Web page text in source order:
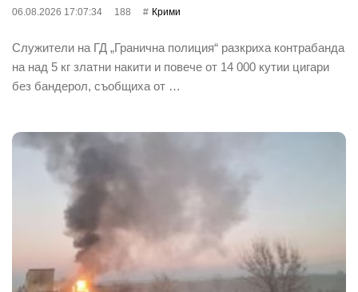
06.08.2026 17:07:34 188 Крими
Служители на ГД „Гранична полиция“ разкриха контрабанда
на над 5 кг златни накити и повече от 14 000 кутии цигари
без бандерол, съобщиха от …